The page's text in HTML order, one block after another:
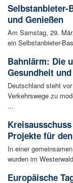
Selbstanbieter-
und Genießen
Am Samstag, 29.
ein Selbstanbieter-
Bahnlärm: Die
Gesundheit
Deutschland steht
Verkehrswege zu
...
Projekte für
In einer
wurden im
Europäische